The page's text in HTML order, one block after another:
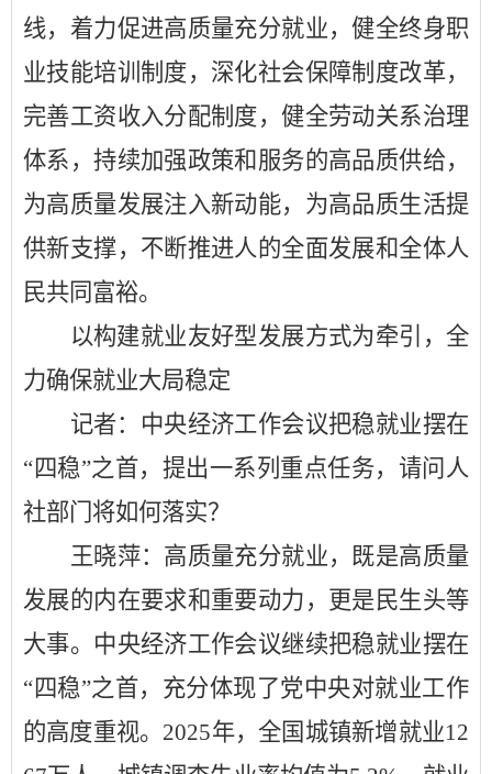
线，着力促进高质量充分就业，健全终身职
业技能培训制度，深化社会保障制度改革，
完善工资收入分配制度，健全劳动关系治理
体系，持续加强政策和服务的高品质供给，
为高质量发展注入新动能，为高品质生活提
供新支撑，不断推进人的全面发展和全体人
民共同富裕。
以构建就业友好型发展方式为牵引，全
力确保就业大局稳定
记者：中央经济工作会议把稳就业摆在
“四稳”之首，提出一系列重点任务，请问人
社部门将如何落实？
王晓萍：高质量充分就业，既是高质量
发展的内在要求和重要动力，更是民生头等
大事。中央经济工作会议继续把稳就业摆在
“四稳”之首，充分体现了党中央对就业工作
的高度重视。2025年，全国城镇新增就业12